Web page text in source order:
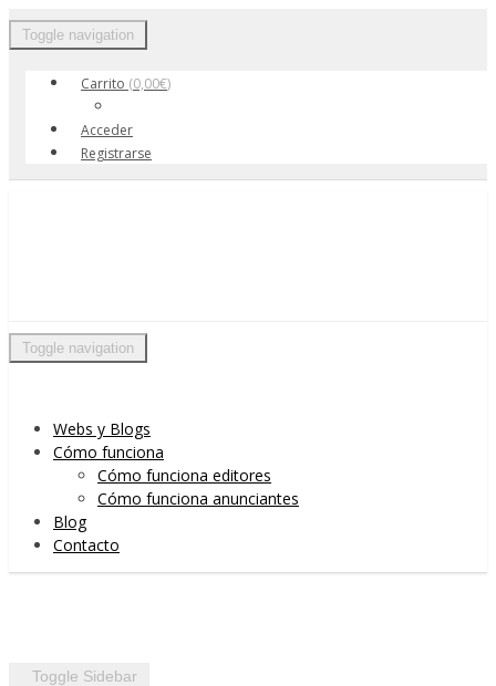
Toggle navigation
Carrito (0,00€)
Acceder
Registrarse
Menu
Skip to content
Toggle navigation
Webs y Blogs
Cómo funciona
Cómo funciona editores
Cómo funciona anunciantes
Blog
Contacto
Toggle Sidebar